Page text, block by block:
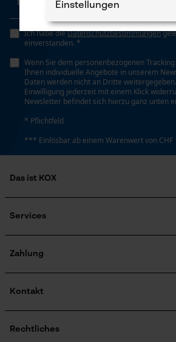
Ich habe dieDatenschutzbestimmungen
einverstanden. *
Wenn Sie dem personenbezogenen
Ihnen individuelle Angebote in unserem
Daten werden nicht an Dritte
Einwilligung jederzeit mit einem Klick
Newsletter befindet sich hierzu ganz unten
* Pflichtfeld
*** Einlösbar ab einem Warenwert von CHF
Das ist KOX
Soziales Engagement
Newsletter-Anmeldung
Services
Zertifizierte Qualität von KOX
Zahlung
Kontakt
Bestellformular
Rechtliches
Einstellungen
Notwendige Cookies
Econda Tag Manager